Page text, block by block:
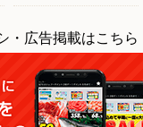
・広告掲載はこちら